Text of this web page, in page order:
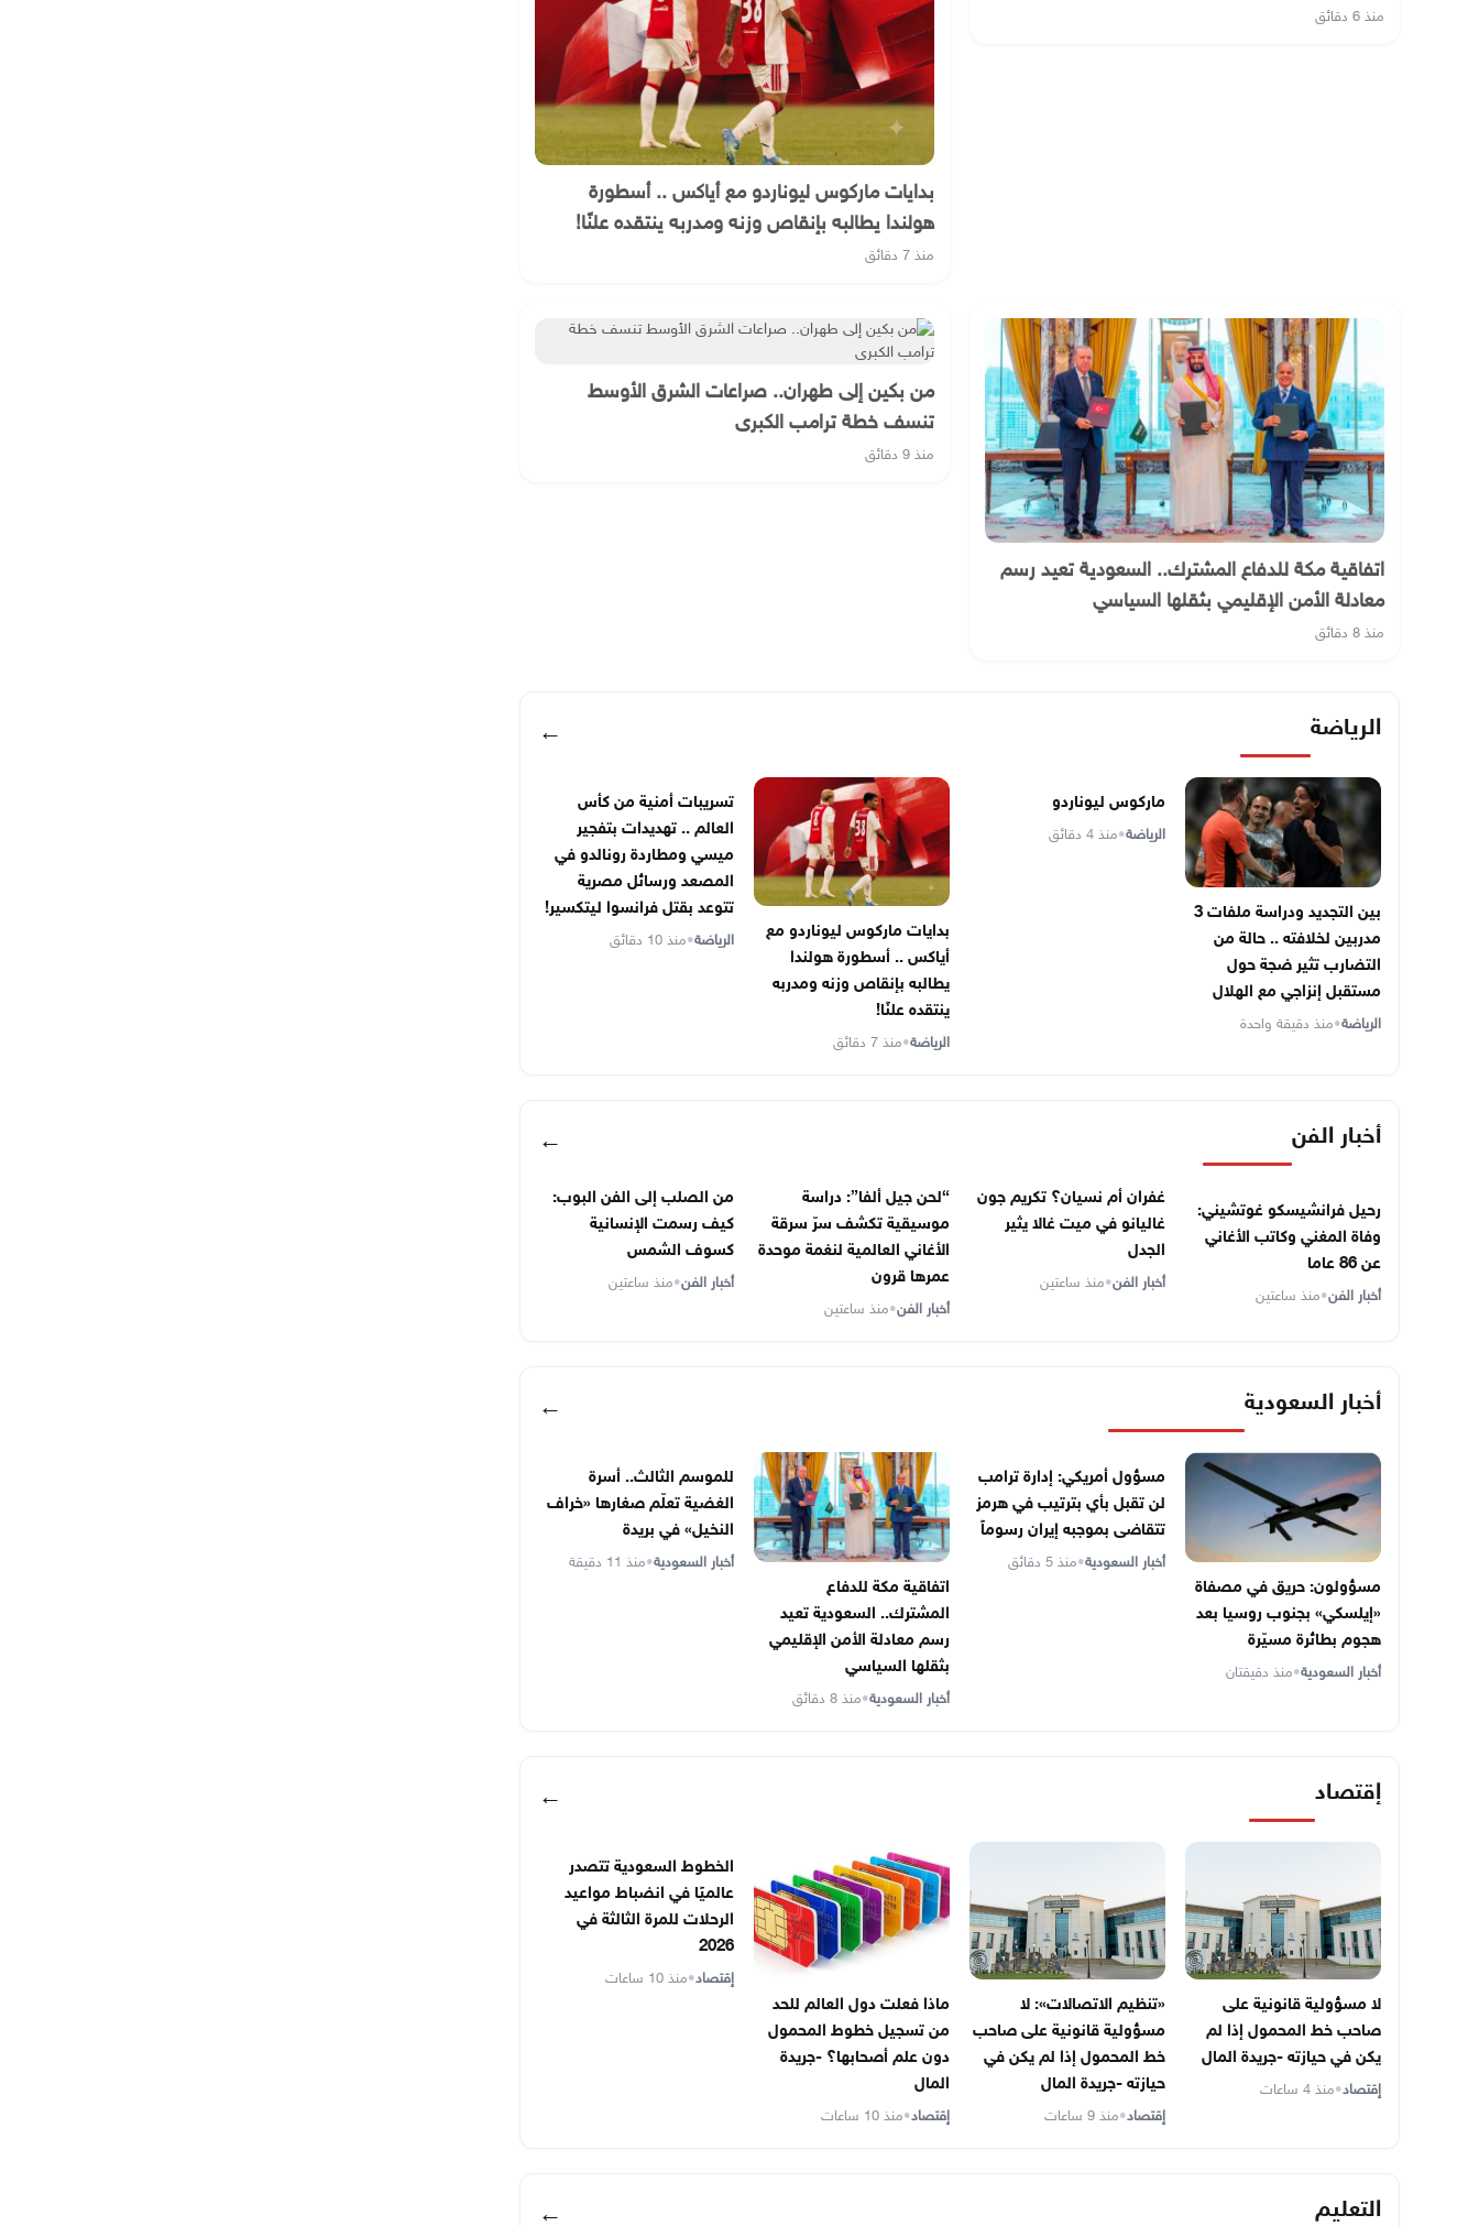
منذ 6 دقائق
بدايات ماركوس ليوناردو مع أياكس .. أسطورة
هولندا يطالبه بإنقاص وزنه ومدربه ينتقده علنًا!
منذ 7 دقائق
اتفاقية مكة للدفاع المشترك.. السعودية تعيد رسم
معادلة الأمن الإقليمي بثقلها السياسي
منذ 8 دقائق
من بكين إلى طهران.. صراعات الشرق الأوسط
تنسف خطة ترامب الكبرى
منذ 9 دقائق
الرياضة ←
بين التجديد ودراسة ملفات 3
مدربين لخلافته .. حالة من
التضارب تثير ضجة حول
مستقبل إنزاجي مع الهلال
الرياضة•منذ دقيقة واحدة
ماركوس ليوناردو
الرياضة•منذ 4 دقائق
بدايات ماركوس ليوناردو مع
أياكس .. أسطورة هولندا
يطالبه بإنقاص وزنه ومدربه
ينتقده علنًا!
الرياضة•منذ 7 دقائق
تسريبات أمنية من كأس
العالم .. تهديدات بتفجير
ميسي ومطاردة رونالدو في
المصعد ورسائل مصرية
تتوعد بقتل فرانسوا ليتكسير!
الرياضة•منذ 10 دقائق
أخبار الفن ←
رحيل فرانشيسكو غوتشيني:
وفاة المغني وكاتب الأغاني
عن 86 عاما
أخبار الفن•منذ ساعتين
غفران أم نسيان؟ تكريم جون
غاليانو في ميت غالا يثير
الجدل
أخبار الفن•منذ ساعتين
“لحن جيل ألفا”: دراسة
موسيقية تكشف سرّ سرقة
الأغاني العالمية لنغمة موحدة
عمرها قرون
أخبار الفن•منذ ساعتين
من الصلب إلى الفن البوب:
كيف رسمت الإنسانية
كسوف الشمس
أخبار الفن•منذ ساعتين
أخبار السعودية ←
مسؤولون: حريق في مصفاة
«إيلسكي» بجنوب روسيا بعد
هجوم بطائرة مسيّرة
أخبار السعودية•منذ دقيقتان
مسؤول أمريكي: إدارة ترامب
لن تقبل بأي بترتيب في هرمز
تتقاضى بموجبه إيران رسوماً
أخبار السعودية•منذ 5 دقائق
اتفاقية مكة للدفاع
المشترك.. السعودية تعيد
رسم معادلة الأمن الإقليمي
بثقلها السياسي
أخبار السعودية•منذ 8 دقائق
للموسم الثالث.. أسرة
الغضية تعلّم صغارها «خراف
النخيل» في بريدة
أخبار السعودية•منذ 11 دقيقة
إقتصاد ←
لا مسؤولية قانونية على
صاحب خط المحمول إذا لم
يكن في حيازته -جريدة المال
إقتصاد•منذ 4 ساعات
«تنظيم الاتصالات»: لا
مسؤولية قانونية على صاحب
خط المحمول إذا لم يكن في
حيازته -جريدة المال
إقتصاد•منذ 9 ساعات
ماذا فعلت دول العالم للحد
من تسجيل خطوط المحمول
دون علم أصحابها؟ -جريدة
المال
إقتصاد•منذ 10 ساعات
الخطوط السعودية تتصدر
عالميًا في انضباط مواعيد
الرحلات للمرة الثالثة في
2026
إقتصاد•منذ 10 ساعات
التعليم ←